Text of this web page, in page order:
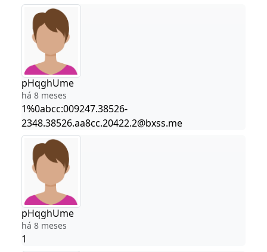
pHqghUme
há 8 meses
1%0abcc:009247.38526-
2348.38526.aa8cc.20422.2@bxss.me
pHqghUme
há 8 meses
1